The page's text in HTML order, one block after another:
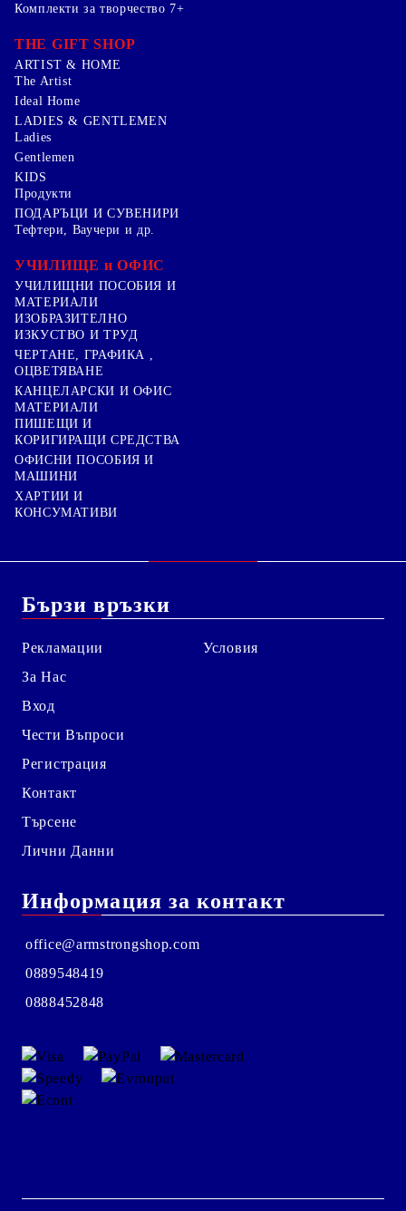
Комплекти за творчество 7+
THE GIFT SHOP
ARTIST & HOME
The Artist
Ideal Home
LADIES & GENTLEMEN
Ladies
Gentlemen
KIDS
Продукти
ПОДАРЪЦИ И СУВЕНИРИ
Тефтери, Ваучери и др.
УЧИЛИЩЕ и ОФИС
УЧИЛИЩНИ ПОСОБИЯ И
МАТЕРИАЛИ
ИЗОБРАЗИТЕЛНО
ИЗКУСТВО И ТРУД
ЧЕРТАНЕ, ГРАФИКА ,
ОЦВЕТЯВАНЕ
КАНЦЕЛАРСКИ И ОФИС
МАТЕРИАЛИ
ПИШЕЩИ И
КОРИГИРАЩИ СРЕДСТВА
ОФИСНИ ПОСОБИЯ И
МАШИНИ
ХАРТИИ И
КОНСУМАТИВИ
Бързи връзки
Рекламации
За Нас
Вход
Чести Въпроси
Регистрация
Контакт
Търсене
Лични Данни
Условия
Информация за контакт
office@armstrongshop.com
0889548419
0888452848